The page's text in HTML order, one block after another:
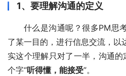
1、要理解沟通的定义
什么是沟通呢？很多PM思
了某一目的，进行信息交流，以
实这个理解只对了一半，沟通
个字“听得懂，能接受”。